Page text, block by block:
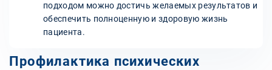
подходом можно достичь желаемых результатов и
обеспечить полноценную и здоровую жизнь
пациента.
Профилактика психических